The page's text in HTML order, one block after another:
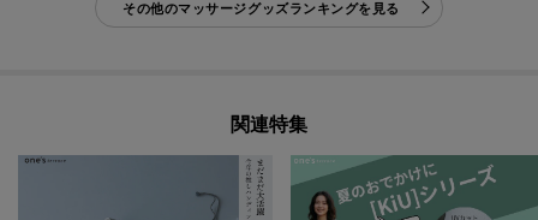
その他のマッサージグッズランキングを見る
関連特集